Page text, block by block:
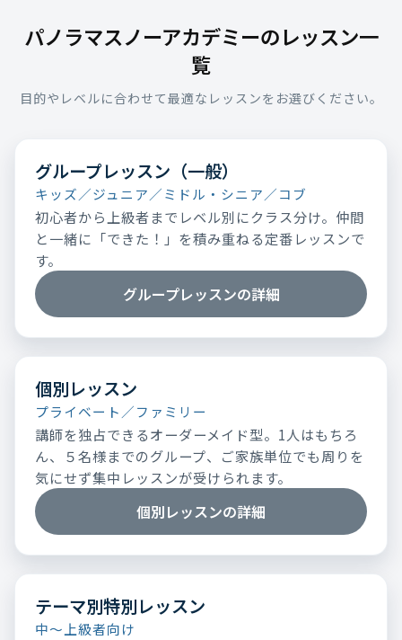
パノラマスノーアカデミーのレッスン一
覧
目的やレベルに合わせて最適なレッスンをお選びください。
グループレッスン（一般）
キッズ／ジュニア／ミドル・シニア／コブ
初心者から上級者までレベル別にクラス分け。仲間
と一緒に「できた！」を積み重ねる定番レッスンで
す。
グループレッスンの詳細
個別レッスン
プライベート／ファミリー
講師を独占できるオーダーメイド型。1人はもちろ
ん、５名様までのグループ、ご家族単位でも周りを
気にせず集中レッスンが受けられます。
個別レッスンの詳細
テーマ別特別レッスン
中～上級者向け